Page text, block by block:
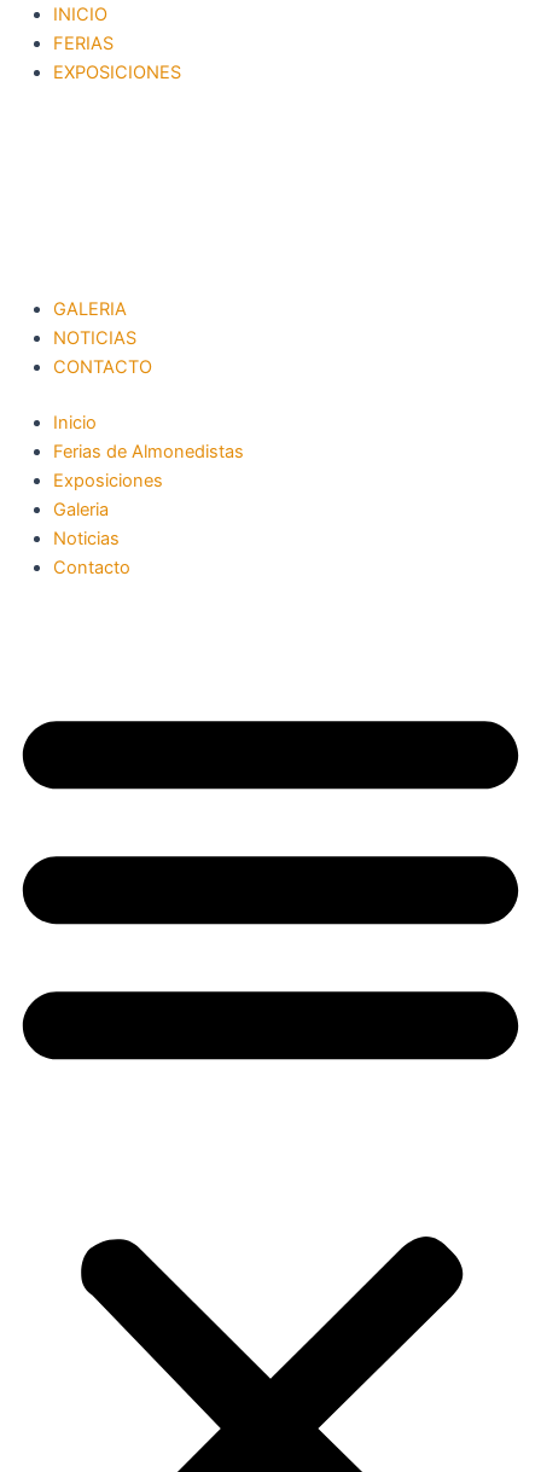
contenido
INICIO
FERIAS
EXPOSICIONES
GALERIA
NOTICIAS
CONTACTO
Inicio
Ferias de Almonedistas
Exposiciones
Galeria
Noticias
Contacto
Navegación
de
entradas